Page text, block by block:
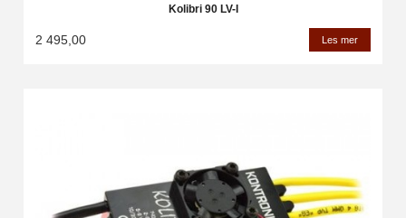
Kolibri 90 LV-I
2 495,00 Les mer